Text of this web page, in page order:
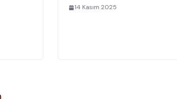
14 Kasım 2025